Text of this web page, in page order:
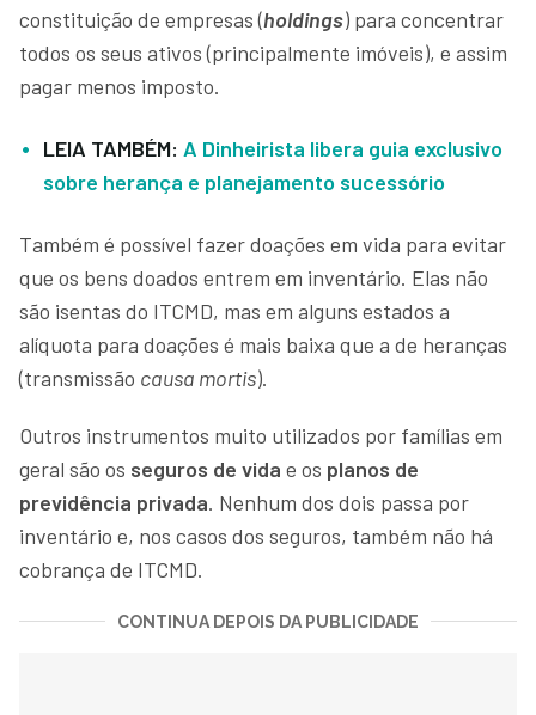
constituição de empresas (holdings) para concentrar
todos os seus ativos (principalmente imóveis), e assim
pagar menos imposto.
LEIA TAMBÉM: A Dinheirista libera guia exclusivo
sobre herança e planejamento sucessório
Também é possível fazer doações em vida para evitar
que os bens doados entrem em inventário. Elas não
são isentas do ITCMD, mas em alguns estados a
alíquota para doações é mais baixa que a de heranças
(transmissão causa mortis).
Outros instrumentos muito utilizados por famílias em
geral são os seguros de vida e os planos de
previdência privada. Nenhum dos dois passa por
inventário e, nos casos dos seguros, também não há
cobrança de ITCMD.
CONTINUA DEPOIS DA PUBLICIDADE